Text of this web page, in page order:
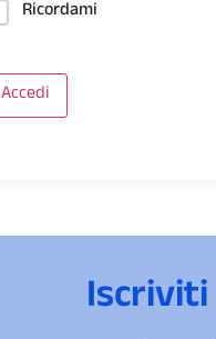
Ricordami
Accedi
Iscriviti